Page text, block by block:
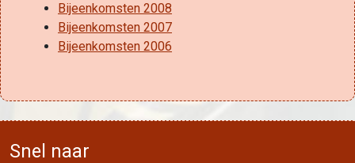
Bijeenkomsten 2008
Bijeenkomsten 2007
Bijeenkomsten 2006
Snel naar